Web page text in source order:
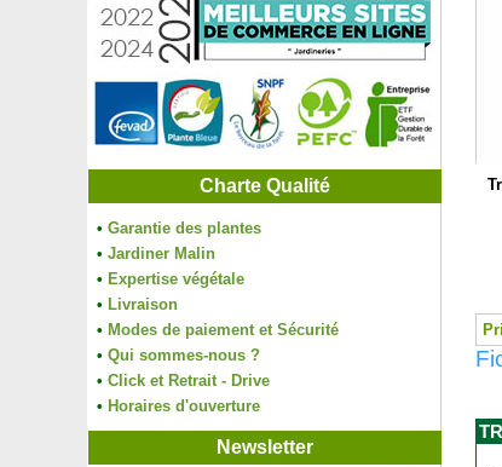
Charte Qualité
• Garantie des plantes
• Jardiner Malin
• Expertise végétale
• Livraison
• Modes de paiement et Sécurité
• Qui sommes-nous ?
• Click et Retrait - Drive
• Horaires d'ouverture
Newsletter